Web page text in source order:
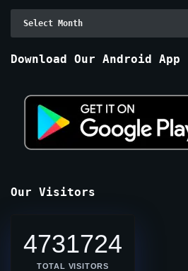
Download Our Android App
Our Visitors
4731724
TOTAL VISITORS